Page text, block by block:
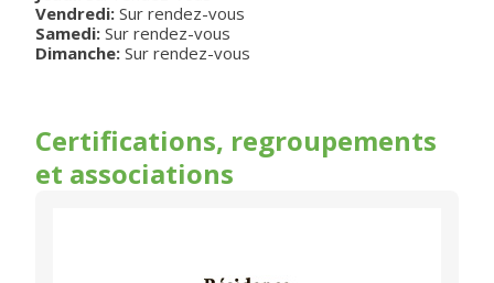
Vendredi: Sur rendez-vous
Samedi: Sur rendez-vous
Dimanche: Sur rendez-vous
Certifications, regroupements
et associations